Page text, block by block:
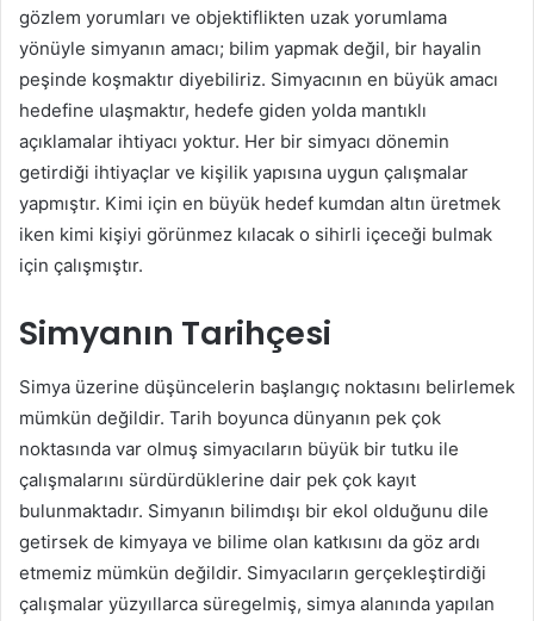
gözlem yorumları ve objektiflikten uzak yorumlama
yönüyle simyanın amacı; bilim yapmak değil, bir hayalin
peşinde koşmaktır diyebiliriz. Simyacının en büyük amacı
hedefine ulaşmaktır, hedefe giden yolda mantıklı
açıklamalar ihtiyacı yoktur. Her bir simyacı dönemin
getirdiği ihtiyaçlar ve kişilik yapısına uygun çalışmalar
yapmıştır. Kimi için en büyük hedef kumdan altın üretmek
iken kimi kişiyi görünmez kılacak o sihirli içeceği bulmak
için çalışmıştır.
Simyanın Tarihçesi
Simya üzerine düşüncelerin başlangıç noktasını belirlemek
mümkün değildir. Tarih boyunca dünyanın pek çok
noktasında var olmuş simyacıların büyük bir tutku ile
çalışmalarını sürdürdüklerine dair pek çok kayıt
bulunmaktadır. Simyanın bilimdışı bir ekol olduğunu dile
getirsek de kimyaya ve bilime olan katkısını da göz ardı
etmemiz mümkün değildir. Simyacıların gerçekleştirdiği
çalışmalar yüzyıllarca süregelmiş, simya alanında yapılan